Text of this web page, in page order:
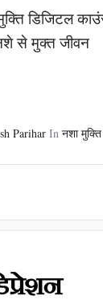
डिजिटल
से मुक्त जीवन
Parihar In नशा